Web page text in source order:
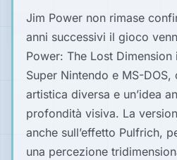
Jim Power non rimase
anni successivi il gioco
Power: The Lost
Super Nintendo e MS-
artistica diversa e un’idea
profondità visiva. La
anche sull’effetto Pulfrich,
una percezione